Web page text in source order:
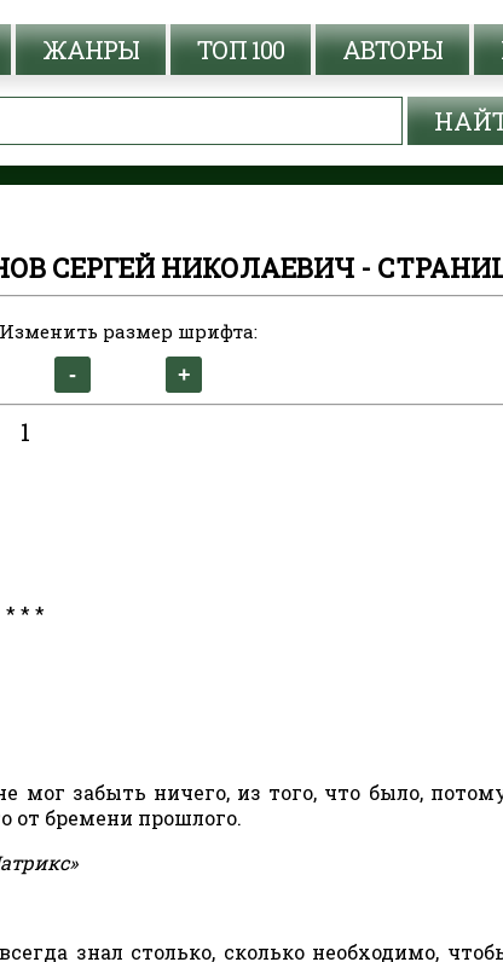
ЖАНРЫ ТОП 100 АВТОРЫ
СЕРГЕЙ НИКОЛАЕВИЧ -
Изменить размер шрифта:
1
* * *
мог забыть ничего, из того, что было,
от бремени прошлого.
знал столько, сколько необходимо,